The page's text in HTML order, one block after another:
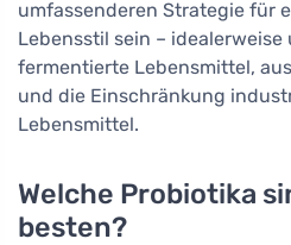
umfassenderen Strategie für
Lebensstil sein –
fermentierte Lebensmittel,
und die Einschränkung
Lebensmittel.
Welche Probiotika
besten?